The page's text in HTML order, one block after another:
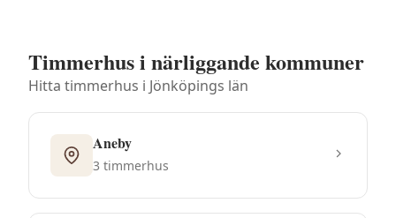
Timmerhus i närliggande kommuner
Hitta timmerhus i Jönköpings län
Aneby
3 timmerhus